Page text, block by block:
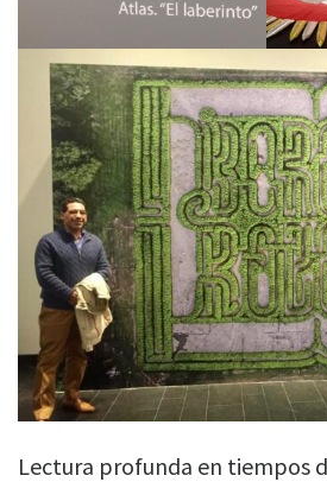
Lectura profunda en tiempos